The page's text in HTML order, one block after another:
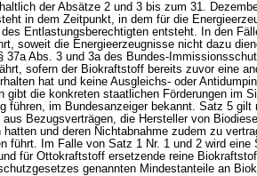
der Absätze 2 und 3 bis zum 31.
in dem Zeitpunkt, in dem für die
Entlastungsberechtigten entsteht. In den
soweit die Energieerzeugnisse nicht dazu
37a Abs. 3 und 3a des Bundes-
sofern der Biokraftstoff bereits zuvor eine
hat und keine Ausgleichs- oder
gibt die konkreten staatlichen Förderungen im
führen, im Bundesanzeiger bekannt. Satz 5 gilt
Bezugsverträgen, die Hersteller von
und deren Nichtabnahme zudem zu
führt. Im Falle von Satz 1 Nr. 1 und 2 wird
für Ottokraftstoff ersetzende reine
genannten Mindestanteile an